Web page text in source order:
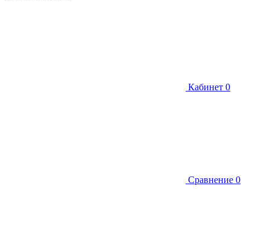
Кабинет 0
Сравнение 0